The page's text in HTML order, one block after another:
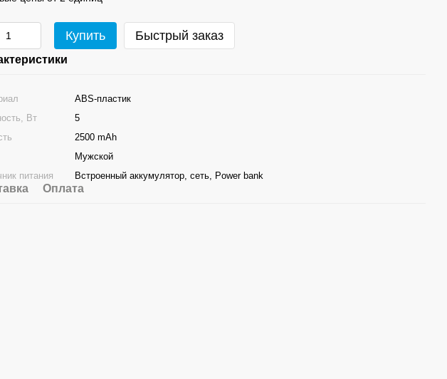
Купить Быстрый заказ
ABS-пластик
Вт
5
2500 mAh
Мужской
питания
Встроенный аккумулятор, сеть, Power bank
Оплата